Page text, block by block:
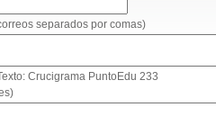
separados por comas)
Crucigrama PuntoEdu 233